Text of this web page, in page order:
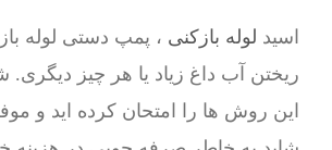
اسید لوله بازکنی ، پمپ دستی لوله
ریختن آب داغ زیاد یا هر چیز دیگری.
این روش ها را امتحان کرده اید و